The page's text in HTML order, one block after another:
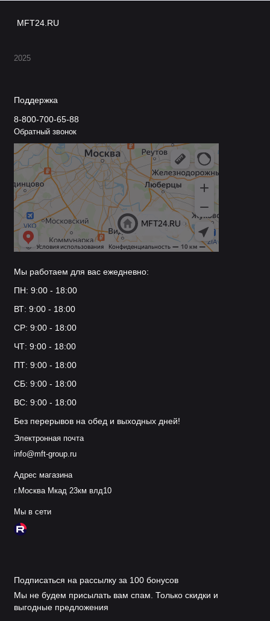
MFT24.RU
2025
Поддержка
8-800-700-65-88
Обратный звонок
Мы работаем для вас ежедневно:
ПН: 9:00 - 18:00
ВТ: 9:00 - 18:00
СР: 9:00 - 18:00
ЧТ: 9:00 - 18:00
ПТ: 9:00 - 18:00
СБ: 9:00 - 18:00
ВС: 9:00 - 18:00
Без перерывов на обед и выходных дней!
Электронная почта
info@mft-group.ru
Адрес магазина
г.Москва Мкад 23км влд10
Мы в сети
Подписаться на рассылку за 100 бонусов
Мы не будем присылать вам спам. Только скидки и
выгодные предложения